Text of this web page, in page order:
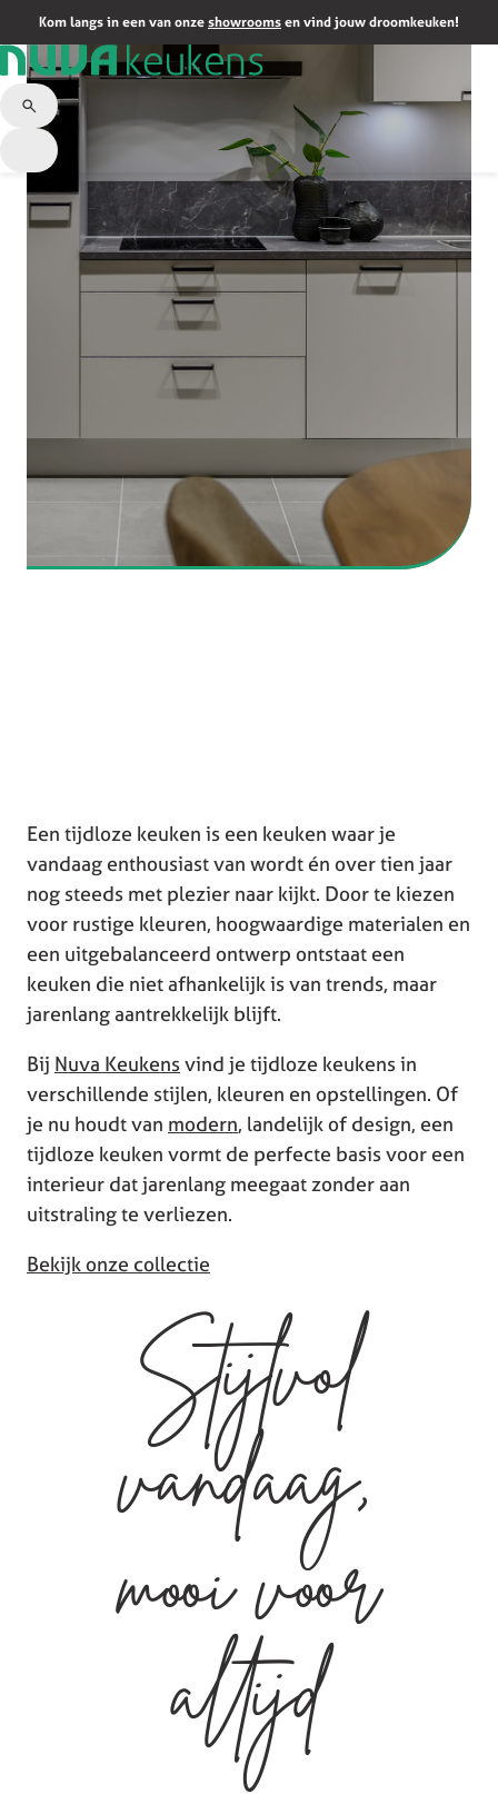
Kom langs in een van onze showrooms en vind jouw droomkeuken!
Een tijdloze keuken is een keuken waar je
vandaag enthousiast van wordt én over tien jaar
nog steeds met plezier naar kijkt. Door te kiezen
voor rustige kleuren, hoogwaardige materialen en
een uitgebalanceerd ontwerp ontstaat een
keuken die niet afhankelijk is van trends, maar
jarenlang aantrekkelijk blijft.
Bij Nuva Keukensvind je tijdloze keukens in
verschillende stijlen, kleuren en opstellingen. Of
je nu houdt van modern, landelijk of design, een
tijdloze keuken vormt de perfecte basis voor een
interieur dat jarenlang meegaat zonder aan
uitstraling te verliezen.
Bekijk onze collectie
Stijlvol
vandaag,
mooi voor
altijd